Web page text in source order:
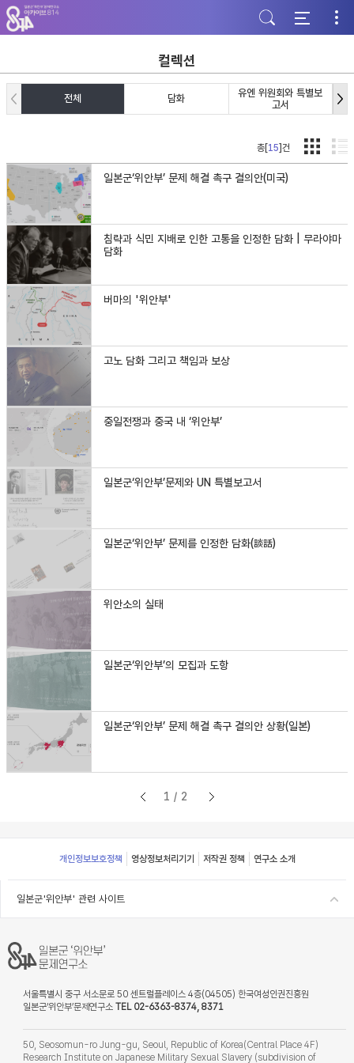
주
메
뉴
가
기
본
문
바
기
하
단
바
기
컬렉션
전체 담화
유엔 위원회와 특별보
고서
총[15]건
일본군‘위안부’ 문제 해결 촉구 결의안(미국)
침략과 식민 지배로 인한 고통을 인정한 담화 | 무라야마
담화
버마의 '위안부'
고노 담화 그리고 책임과 보상
중일전쟁과 중국 내 ‘위안부’
일본군‘위안부’문제와 UN 특별보고서
일본군‘위안부’ 문제를 인정한 담화(談話)
위안소의 실태
일본군‘위안부’의 모집과 도항
일본군‘위안부’ 문제 해결 촉구 결의안 상황(일본)
1/2
Footer
개인정보보호정책 영상정보처리기기 저작권 정책 연구소 소개
일본군'위안부' 관련 사이트
서울특별시 중구 서소문로 50 센트럴플레이스 4층(04505) 한국여성인권진흥원
일본군‘위안부’문제연구소 TEL 02-6363-8374, 8371
50, Seosomun-ro Jung-gu, Seoul, Republic of Korea(Central Place 4F)
Research Institute on Japanese Military Sexual Slavery (subdivision of